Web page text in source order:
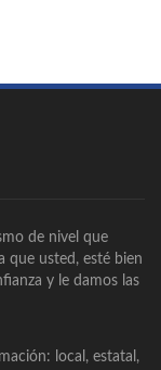
de nivel que
que usted, esté bien
y le damos las
local, estatal,